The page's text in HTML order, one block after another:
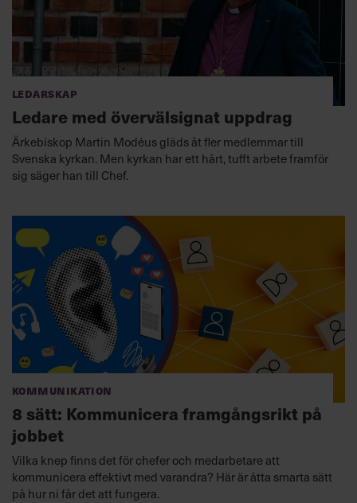
Ledarskap
Ledare med övervälsignat uppdrag
Ärkebiskop Martin Modéus gläds åt fler medlemmar till
Svenska kyrkan. Men kyrkan har ett hårt, tufft arbete framför
sig säger han till Chef.
Kommunikation
8 sätt: Kommunicera framgångsrikt på
jobbet
Vilka knep finns det för chefer och medarbetare att
kommunicera effektivt med varandra? Här är åtta smarta sätt
på hur ni får det att fungera.